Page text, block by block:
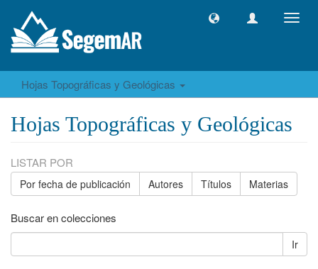
Hojas Topográficas y Geológicas
Hojas Topográficas y Geológicas
LISTAR POR
Por fecha de publicación Autores Títulos Materias
Buscar en colecciones
Ir